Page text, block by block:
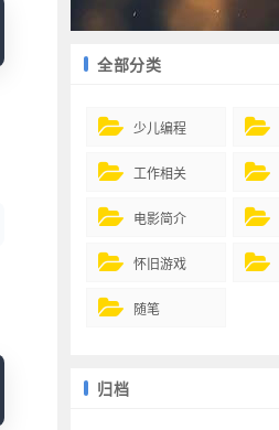
全部分类
少儿编程
工作相关
电影简介
怀旧游戏
随笔
归档